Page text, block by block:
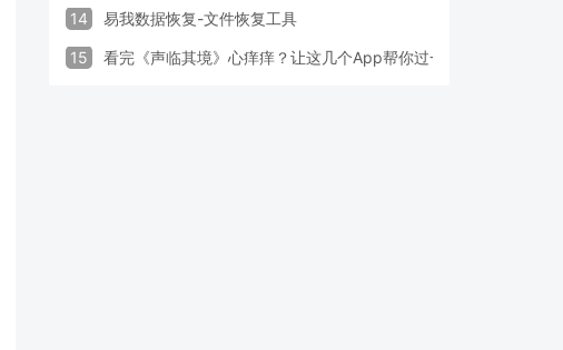
14 易我数据恢复-文件恢复工具
15 看完《声临其境》心痒痒？让这几个App帮你过一把配音瘾